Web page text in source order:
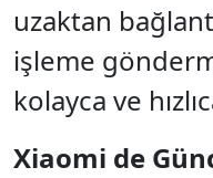
uzaktan
işleme
kolayca ve
Xiaomi de